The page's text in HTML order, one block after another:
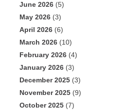
June 2026 (5)
May 2026 (3)
April 2026 (6)
March 2026 (10)
February 2026 (4)
January 2026 (3)
December 2025 (3)
November 2025 (9)
October 2025 (7)